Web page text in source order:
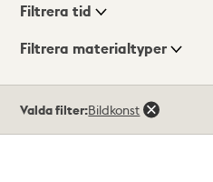
Visningsläge
Filtrera tid
Filtrera materialtyper
träffar
Valda filter:Bildkonst